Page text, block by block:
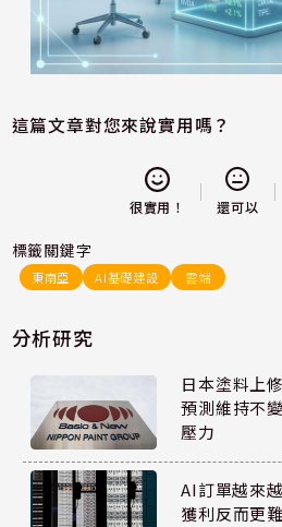
這篇文章對您來說實用嗎？
很實用！ 還可以
標籤關鍵字
東南亞 AI基礎建設 雲端
分析研究
日本塗料上
預測維持不
壓力
AI訂單越來
獲利反而更